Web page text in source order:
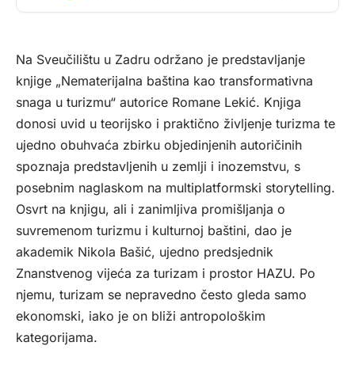
Na Sveučilištu u Zadru održano je predstavljanje
knjige „Nematerijalna baština kao transformativna
snaga u turizmu“ autorice Romane Lekić. Knjiga
donosi uvid u teorijsko i praktično življenje turizma te
ujedno obuhvaća zbirku objedinjenih autoričinih
spoznaja predstavljenih u zemlji i inozemstvu, s
posebnim naglaskom na multiplatformski storytelling.
Osvrt na knjigu, ali i zanimljiva promišljanja o
suvremenom turizmu i kulturnoj baštini, dao je
akademik Nikola Bašić, ujedno predsjednik
Znanstvenog vijeća za turizam i prostor HAZU. Po
njemu, turizam se nepravedno često gleda samo
ekonomski, iako je on bliži antropološkim
kategorijama.